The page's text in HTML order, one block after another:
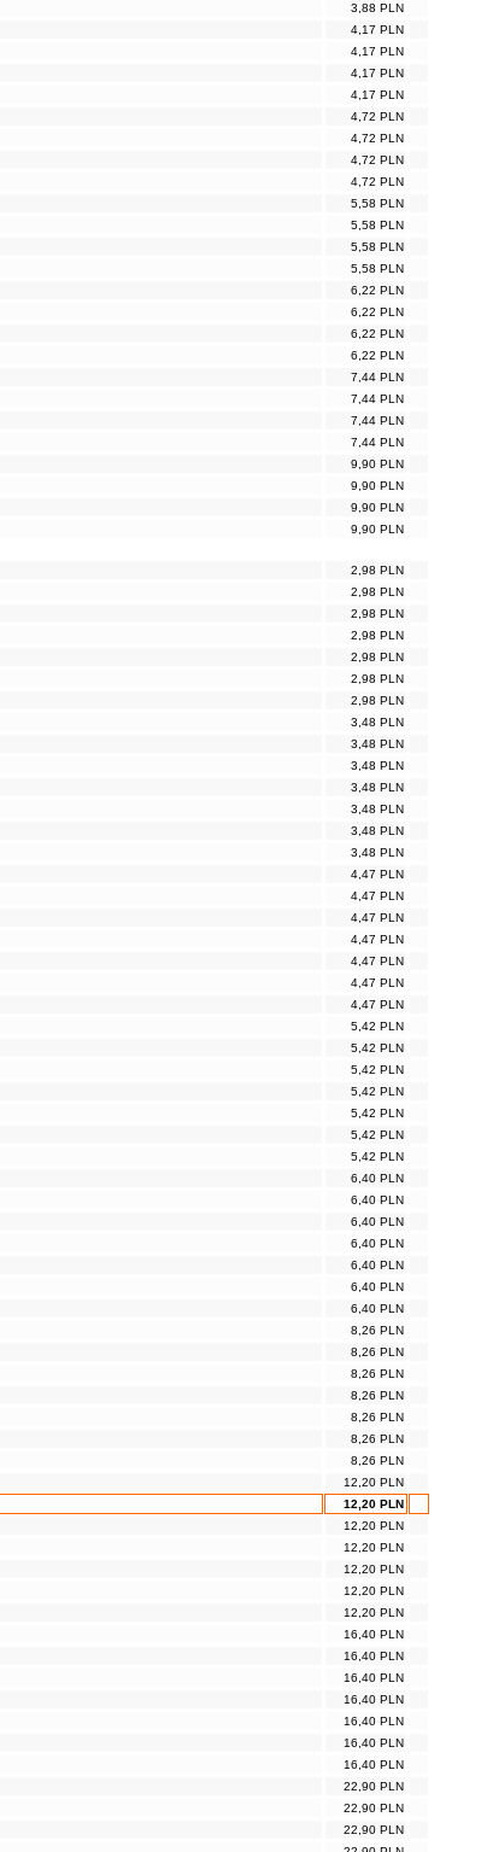
3,88 PLN
4,17 PLN
4,17 PLN
4,17 PLN
4,17 PLN
4,72 PLN
4,72 PLN
4,72 PLN
4,72 PLN
5,58 PLN
5,58 PLN
5,58 PLN
5,58 PLN
6,22 PLN
6,22 PLN
6,22 PLN
6,22 PLN
7,44 PLN
7,44 PLN
7,44 PLN
7,44 PLN
9,90 PLN
9,90 PLN
9,90 PLN
9,90 PLN
2,98 PLN
2,98 PLN
2,98 PLN
2,98 PLN
2,98 PLN
2,98 PLN
2,98 PLN
3,48 PLN
3,48 PLN
3,48 PLN
3,48 PLN
3,48 PLN
3,48 PLN
3,48 PLN
4,47 PLN
4,47 PLN
4,47 PLN
4,47 PLN
4,47 PLN
4,47 PLN
4,47 PLN
5,42 PLN
5,42 PLN
5,42 PLN
5,42 PLN
5,42 PLN
5,42 PLN
5,42 PLN
6,40 PLN
6,40 PLN
6,40 PLN
6,40 PLN
6,40 PLN
6,40 PLN
6,40 PLN
8,26 PLN
8,26 PLN
8,26 PLN
8,26 PLN
8,26 PLN
8,26 PLN
8,26 PLN
12,20 PLN
12,20 PLN
12,20 PLN
12,20 PLN
12,20 PLN
12,20 PLN
12,20 PLN
16,40 PLN
16,40 PLN
16,40 PLN
16,40 PLN
16,40 PLN
16,40 PLN
16,40 PLN
22,90 PLN
22,90 PLN
22,90 PLN